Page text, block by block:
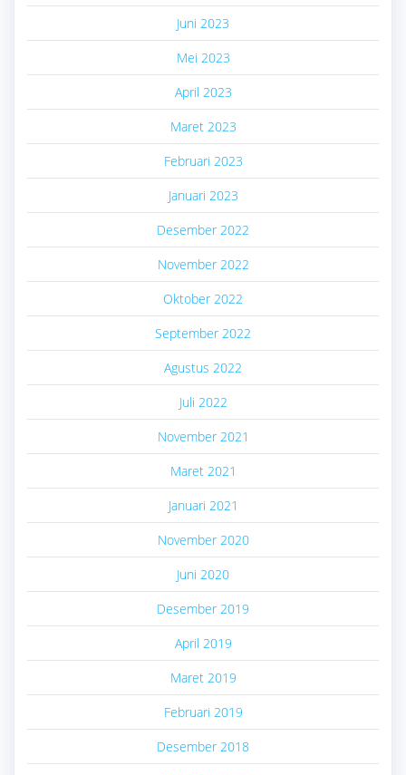
Juni 2023
Mei 2023
April 2023
Maret 2023
Februari 2023
Januari 2023
Desember 2022
November 2022
Oktober 2022
September 2022
Agustus 2022
Juli 2022
November 2021
Maret 2021
Januari 2021
November 2020
Juni 2020
Desember 2019
April 2019
Maret 2019
Februari 2019
Desember 2018